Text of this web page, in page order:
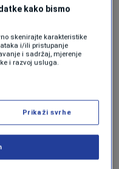
za Izetbegovića, da
u SDA
u Hercegovini
nejasno?
Mostarcima, ali i
pratit ćemo izbore
kako bismo
skenirajte karakteristike
i/ili pristupanje
i sadržaj, mjerenje
i razvoj usluga.
Prikaži svrhe